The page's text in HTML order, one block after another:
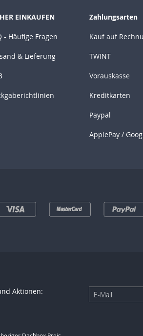
EINKAUFEN
- Häufige Fragen
& Lieferung
Zahlungsarten
Kauf auf
TWINT
Vorauskasse
Kreditkarten
Paypal
ApplePay /
Aktionen:
Anmeldung
zum